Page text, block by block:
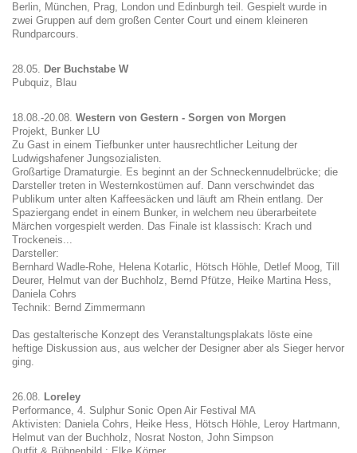
Berlin, München, Prag, London und Edinburgh teil. Gespielt wurde in
zwei Gruppen auf dem großen Center Court und einem kleineren
Rundparcours.
28.05. Der Buchstabe W
Pubquiz, Blau
18.08.-20.08. Western von Gestern - Sorgen von Morgen
Projekt, Bunker LU
Zu Gast in einem Tiefbunker unter hausrechtlicher Leitung der
Ludwigshafener Jungsozialisten.
Großartige Dramaturgie. Es beginnt an der Schneckennudelbrücke; die
Darsteller treten in Westernkostümen auf. Dann verschwindet das
Publikum unter alten Kaffeesäcken und läuft am Rhein entlang. Der
Spaziergang endet in einem Bunker, in welchem neu überarbeitete
Märchen vorgespielt werden. Das Finale ist klassisch: Krach und
Trockeneis...
Darsteller:
Bernhard Wadle-Rohe, Helena Kotarlic, Hötsch Höhle, Detlef Moog, Till
Deurer, Helmut van der Buchholz, Bernd Pfütze, Heike Martina Hess,
Daniela Cohrs
Technik: Bernd Zimmermann
Das gestalterische Konzept des Veranstaltungsplakats löste eine
heftige Diskussion aus, aus welcher der Designer aber als Sieger hervor
ging.
26.08. Loreley
Performance, 4. Sulphur Sonic Open Air Festival MA
Aktivisten: Daniela Cohrs, Heike Hess, Hötsch Höhle, Leroy Hartmann,
Helmut van der Buchholz, Nosrat Noston, John Simpson